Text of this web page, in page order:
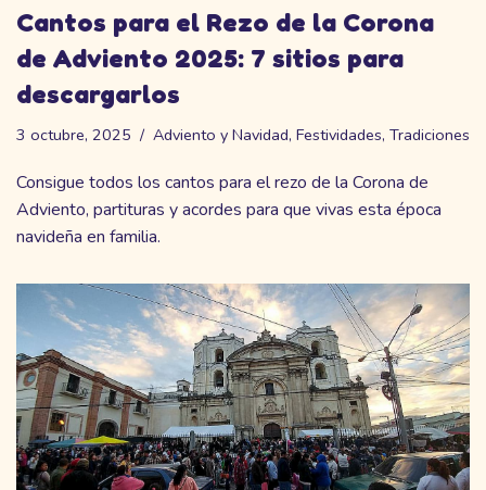
Cantos para el Rezo de la Corona
de Adviento 2025: 7 sitios para
descargarlos
3 octubre, 2025 Adviento y Navidad, Festividades, Tradiciones
Consigue todos los cantos para el rezo de la Corona de
Adviento, partituras y acordes para que vivas esta época
navideña en familia.